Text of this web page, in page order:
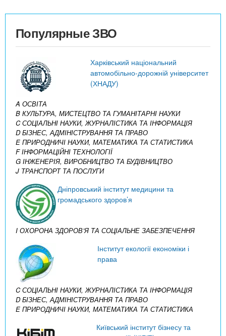
Популярные ЗВО
Харківський національний
автомобільно-дорожній університет
(ХНАДУ)
A ОСВІТА
B КУЛЬТУРА, МИСТЕЦТВО ТА ГУМАНІТАРНІ НАУКИ
C СОЦІАЛЬНІ НАУКИ, ЖУРНАЛІСТИКА ТА ІНФОРМАЦІЯ
D БІЗНЕС, АДМІНІСТРУВАННЯ ТА ПРАВО
E ПРИРОДНИЧІ НАУКИ, МАТЕМАТИКА ТА СТАТИСТИКА
F ІНФОРМАЦІЙНІ ТЕХНОЛОГІЇ
G ІНЖЕНЕРІЯ, ВИРОБНИЦТВО ТА БУДІВНИЦТВО
J ТРАНСПОРТ ТА ПОСЛУГИ
Дніпровський інститут медицини та
громадського здоров’я
I ОХОРОНА ЗДОРОВ’Я ТА СОЦІАЛЬНЕ ЗАБЕЗПЕЧЕННЯ
Інститут екології економіки і
права
C СОЦІАЛЬНІ НАУКИ, ЖУРНАЛІСТИКА ТА ІНФОРМАЦІЯ
D БІЗНЕС, АДМІНІСТРУВАННЯ ТА ПРАВО
E ПРИРОДНИЧІ НАУКИ, МАТЕМАТИКА ТА СТАТИСТИКА
Київський інститут бізнесу та